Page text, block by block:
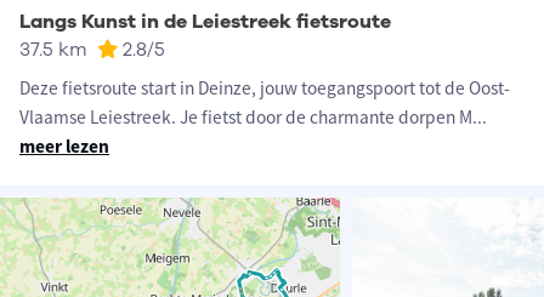
Langs Kunst in de Leiestreek fietsroute
37.5 km 2.8/5
Deze fietsroute start in Deinze, jouw toegangspoort tot de Oost-
Vlaamse Leiestreek. Je fietst door de charmante dorpen M...
meer lezen